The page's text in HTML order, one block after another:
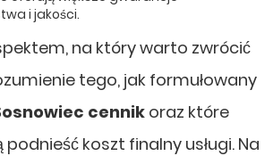
i jakości.
na który warto zwrócić
tego, jak formułowany
cennikoraz które
podnieść koszt finalny usługi. Na